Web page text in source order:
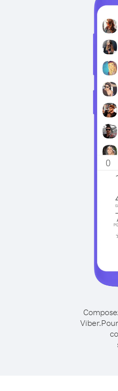
Viber.